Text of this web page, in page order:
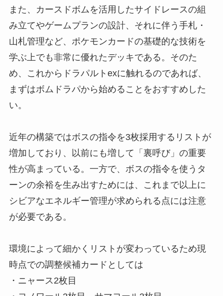
また、カースドボムを活用したサイドレースの組
み立てやゲームプランの設計、それに伴う手札・
山札管理など、ポケモンカードの基礎的な技術を
学ぶ上でも非常に優れたデッキである。そのた
め、これからドラパルトexに触れるのであれば、
まずはボムドラパから始めることをおすすめした
い。
近年の構築ではボスの指令を3枚採用するリストが
増加しており、以前にも増して「裏呼び」の重要
性が高まっている。一方で、ボスの指令を使うタ
ーンの余裕を生み出すためには、これまで以上に
シビアなエネルギー管理が求められる点には注意
が必要である。
環境によって細かくリストが変わっているため現
時点での調整候補カードとしては
・ニャース2枚目